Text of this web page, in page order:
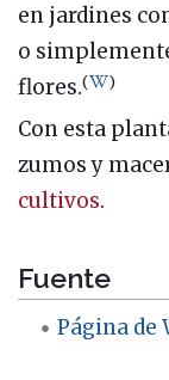
en jardines
o
flores.( )
Con esta
zumos y
cultivos.
Fuente
Página de